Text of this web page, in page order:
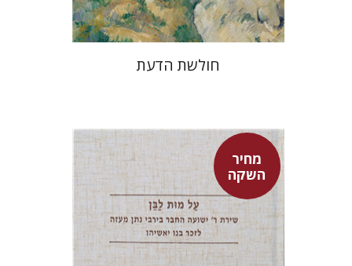
חולשת הדעת
מחיר
השקה
שולמית אליצור